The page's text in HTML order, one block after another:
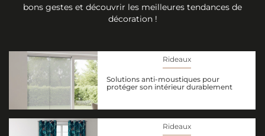
bons gestes et découvrir les meilleures tendances de
décoration !
Rideaux
Solutions anti-moustiques pour
protéger son intérieur durablement
Rideaux